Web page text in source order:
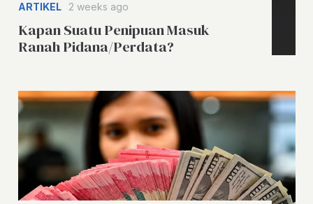
ARTIKEL 2 weeks ago
Kapan Suatu Penipuan Masuk
Ranah Pidana/Perdata?